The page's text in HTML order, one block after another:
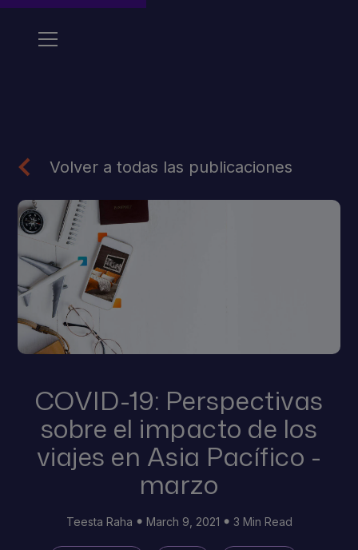
Volver a todas las publicaciones
COVID-19: Perspectivas
sobre el impacto de los
viajes en Asia Pacífico -
marzo
Teesta Raha March 9, 2021 3 Min Read